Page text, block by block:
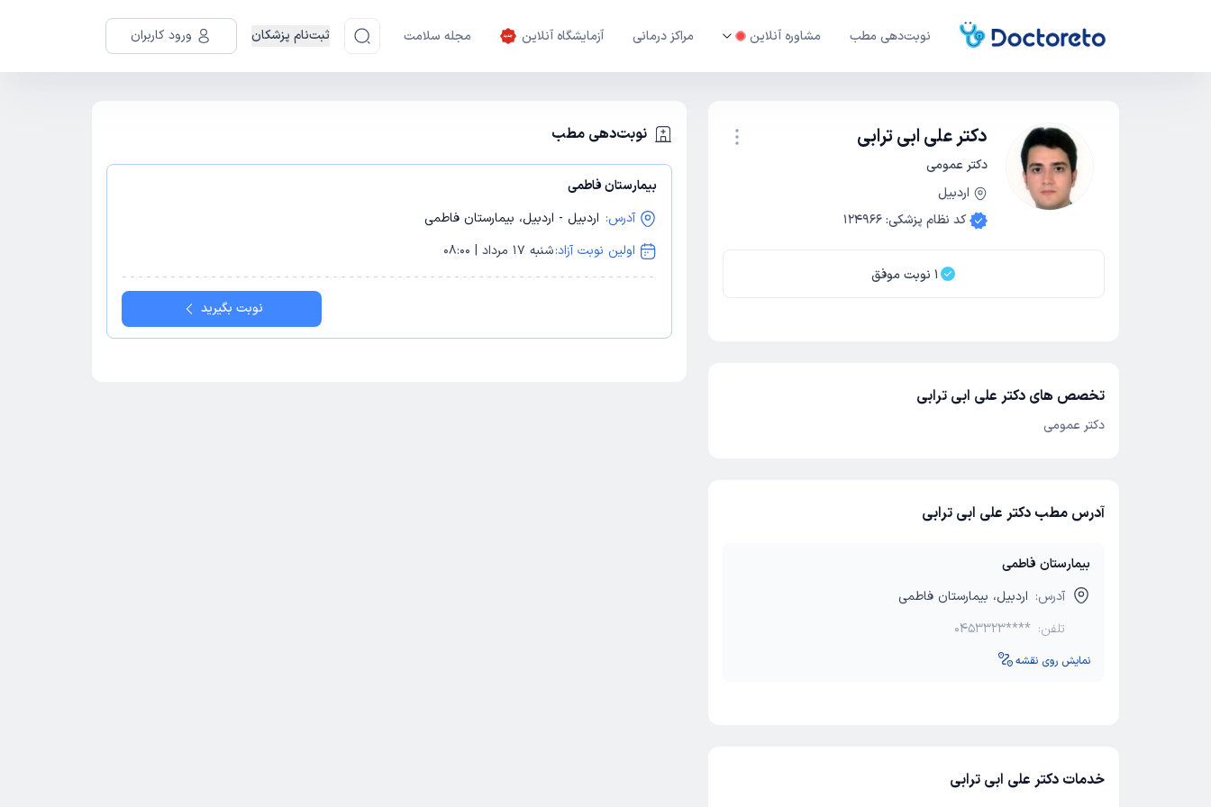
نوبت‌دهی مطب مشاوره آنلاین مراکز درمانی آزمایشگاه آنلاین مجله سلامت ثبت‌نام پزشکان ورود کاربران
دکتر علی ابی ترابی
دکتر عمومی
اردبیل
کد نظام پزشکی:
124966
1 نوبت موفق
نوبت‌دهی مطب
بیمارستان فاطمی
آدرس: اردبیل - اردبیل، بیمارستان فاطمی
اولین نوبت آزاد:شنبه 17 مرداد | 08:00
نوبت بگیرید
تخصص های دکتر علی ابی ترابی
دکتر عمومی
آدرس مطب دکتر علی ابی ترابی
بیمارستان فاطمی
آدرس: اردبیل، بیمارستان فاطمی
تلفن: 0453323****
نمایش روی نقشه
خدمات دکتر علی ابی ترابی